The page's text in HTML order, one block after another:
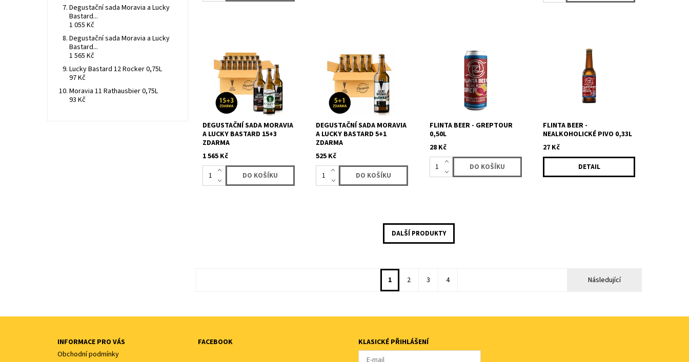
Akce na krabici 18 kusů (15+3
zdarma) piv značky Moravia a
Lucky Bastard. Dostanete 18
lahví piva Moravia a Lucky...
DEGUSTAČNÍ SADA MORAVIA
A LUCKY BASTARD 15+3
ZDARMA
1 565 Kč
ZDARMA pro jednoho pivního
znalce nebo pro toho, kdo se
rád rozdělí:-) Dostanete 6
lahví piva...
DEGUSTAČNÍ SADA MORAVIA
A LUCKY BASTARD 5+1
ZDARMA
525 Kč
Nealkoholický ochucený nápoj
na bázi piva Grep Tour
nealkoholické osvěžující pivo
se 100% zárukou kvality,
FLINTA BEER - GREPTOUR
0,50L
28 Kč
Světlé nealkoholické pivo pro
příležitosti, kdy nechceš
nebo nemůžeš. Driver vás
překvapí zlatavou barvou,
stabilní pěnou i...
FLINTA BEER -
NEALKOHOLICKÉ PIVO 0,33L
27 Kč
DETAIL
DALŠÍ PRODUKTY
Následující
1 2 3 4
Degustační sada Moravia a Lucky
Bastard...
1 055 Kč
Degustační sada Moravia a Lucky
Bastard...
1 565 Kč
Lucky Bastard 12 Rocker 0,75L
97 Kč
Moravia 11 Rathausbier 0,75L
93 Kč
INFORMACE PRO VÁS
Obchodní podmínky
FACEBOOK KLASICKÉ PŘIHLÁŠENÍ